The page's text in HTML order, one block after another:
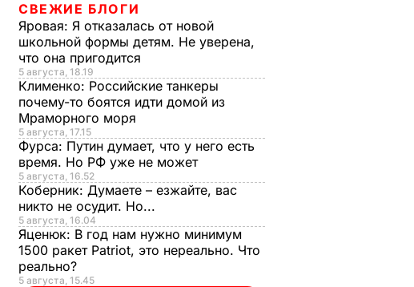
СВЕЖИЕ БЛОГИ
Яровая: Я отказалась от новой
школьной формы детям. Не уверена,
что она пригодится
5 августа, 18.19
Клименко: Российские танкеры
почему-то боятся идти домой из
Мраморного моря
5 августа, 17.15
Фурса: Путин думает, что у него есть
время. Но РФ уже не может
5 августа, 16.52
Коберник: Думаете – езжайте, вас
никто не осудит. Но...
5 августа, 16.04
Яценюк: В год нам нужно минимум
1500 ракет Patriot, это нереально. Что
реально?
5 августа, 15.45